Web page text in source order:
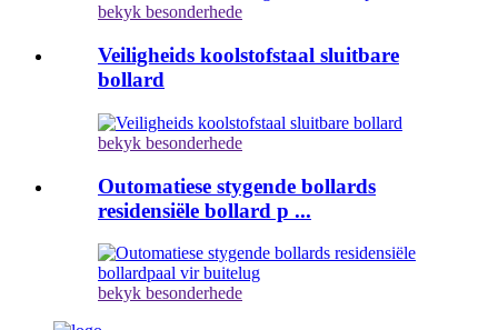
bekyk besonderhede
Veiligheids koolstofstaal sluitbare
bollard
bekyk besonderhede
Outomatiese stygende bollards
residensiële bollard p ...
bekyk besonderhede